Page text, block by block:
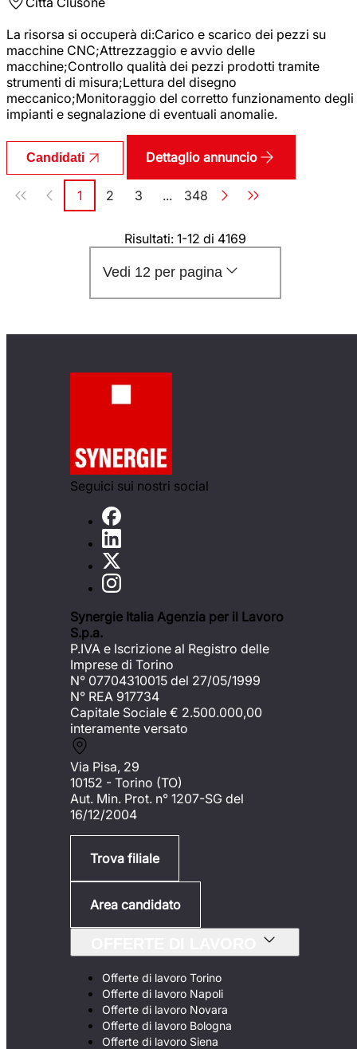
La risorsa si occuperà di:Carico e scarico dei pezzi su
macchine CNC;Attrezzaggio e avvio delle
macchine;Controllo qualità dei pezzi prodotti tramite
strumenti di misura;Lettura del disegno
meccanico;Monitoraggio del corretto funzionamento degli
impianti e segnalazione di eventuali anomalie.
Candidati Dettaglio annuncio
Paginazione
Pagina
1 Pagina
2 Pagina
3 ... Pagina
348
Risultati: 1-12 di 4169
Vedi 12 per pagina
Seguici sui nostri social
Synergie Italia Agenzia per il Lavoro
S.p.a.
P.IVA e Iscrizione al Registro delle
Imprese di Torino
N° 07704310015 del 27/05/1999
N° REA 917734
Capitale Sociale € 2.500.000,00
interamente versato
Via Pisa, 29
10152 - Torino (TO)
Aut. Min. Prot. n° 1207-SG del
16/12/2004
Trova filiale
Area candidato
Offerte di lavoro Torino
Offerte di lavoro Napoli
Offerte di lavoro Novara
Offerte di lavoro Bologna
Offerte di lavoro Siena